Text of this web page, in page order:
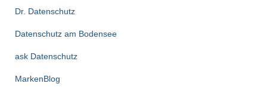
Dr. Datenschutz
Datenschutz am Bodensee
ask Datenschutz
MarkenBlog